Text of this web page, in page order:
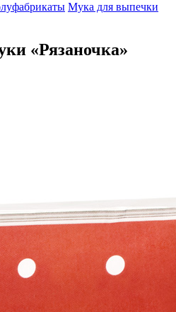
Мука для выпечки
«Рязаночка»